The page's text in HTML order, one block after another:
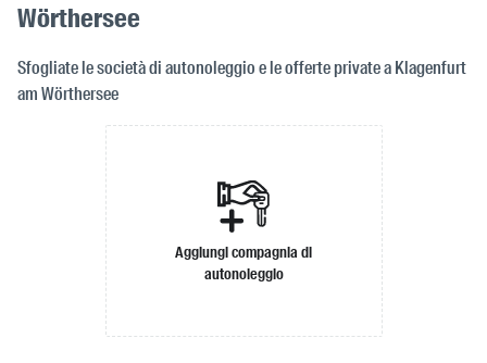
Wörthersee
Sfogliate le società di autonoleggio e le offerte private a Klagenfurt
am Wörthersee
Aggiungi compagnia di
autonoleggio